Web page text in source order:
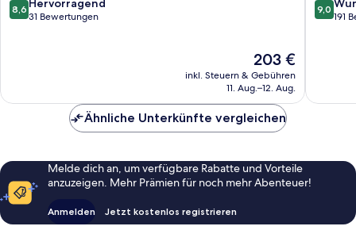
von
8,6
31 Bewertungen
Der
Preis
beträgt
203 €
inkl. Steuern & Gebühren
11. Aug.–12. Aug.
von
9,0
191
Ähnliche Unterkünfte vergleichen
Melde dich an, um verfügbare Rabatte und Vorteile
anzuzeigen. Mehr Prämien für noch mehr Abenteuer!
Anmelden Jetzt kostenlos registrieren